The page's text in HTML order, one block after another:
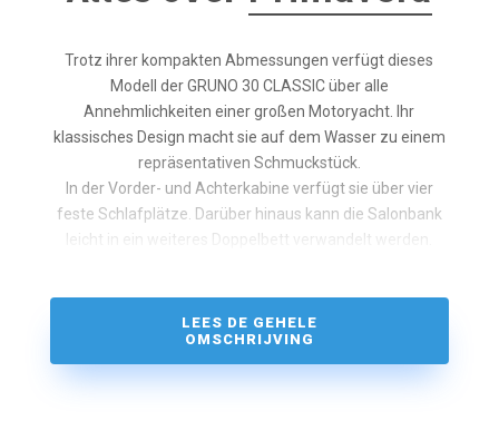
Trotz ihrer kompakten Abmessungen verfügt dieses
Modell der GRUNO 30 CLASSIC über alle
Annehmlichkeiten einer großen Motoryacht. Ihr
klassisches Design macht sie auf dem Wasser zu einem
repräsentativen Schmuckstück.
In der Vorder- und Achterkabine verfügt sie über vier
feste Schlafplätze. Darüber hinaus kann die Salonbank
leicht in ein weiteres Doppelbett verwandelt werden.
LEES DE GEHELE
OMSCHRIJVING